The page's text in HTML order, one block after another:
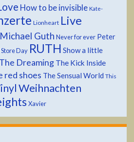
How to be invisible Kate-
Lionheart Live
Michael Guth Never for ever Peter
Day RUTH Show a little
The Dreaming The Kick Inside
red shoes The Sensual World This
Weihnachten
Xavier